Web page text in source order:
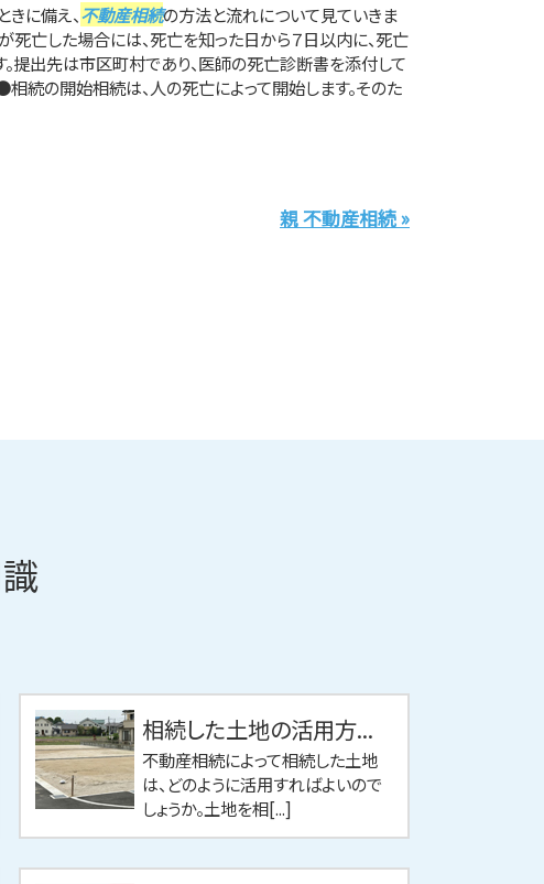
に備え、不動産相続の方法と流れについて見ていきま
死亡した場合には、死亡を知った日から７日以内に、死亡
提出先は市区町村であり、医師の死亡診断書を添付して
相続の開始相続は、人の死亡によって開始します。そのた
親 不動産相続 »
相続した土地の活用方...
不動産相続によって相続した土地
は、どのように活用すればよいので
しょうか。土地を相[...]